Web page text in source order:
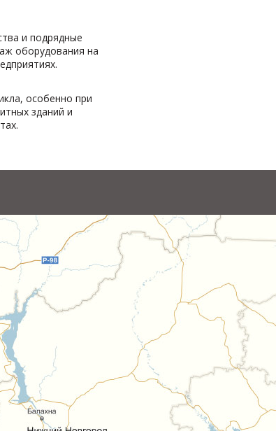
и подрядные
оборудования на
особенно при
зданий и